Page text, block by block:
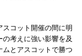
コット開催の間に明
考えに強い影響を及
とアスコットで勝つ